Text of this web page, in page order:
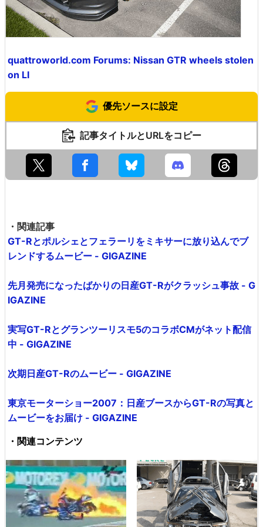
quattroworld.com Forums: Nissan GTR wheels stolen
on LI
優先ソースに設定
記事タイトルとURLをコピー
・関連記事
GT-Rとポルシェとフェラーリをミキサーに放り込んでブ
レンドするムービー - GIGAZINE
先月発売になったばかりの日産GT-Rがクラッシュ事故 - G
IGAZINE
実写GT-Rとグランツーリスモ5のコラボCMがネット配信
中 - GIGAZINE
次期日産GT-Rのムービー - GIGAZINE
東京モーターショー2007：日産ブースからGT-Rの写真と
ムービーをお届け - GIGAZINE
・関連コンテンツ